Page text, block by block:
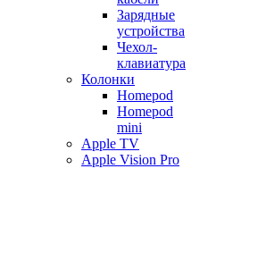
Зарядные
устройства
Чехол-
клавиатура
Колонки
Homepod
Homepod
mini
Apple TV
Apple Vision Pro